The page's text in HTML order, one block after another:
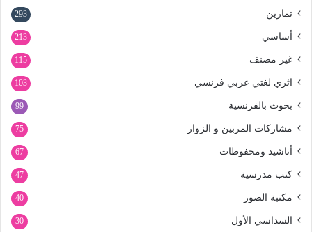
تمارين 293
أساسي 213
غير مصنف 115
اثري لغتي عربي فرنسي 103
بحوث بالفرنسية 99
مشاركات المربين و الزوار 75
أناشيد ومحفوظات 67
كتب مدرسية 47
مكتبة الصور 40
السداسي الأول 30